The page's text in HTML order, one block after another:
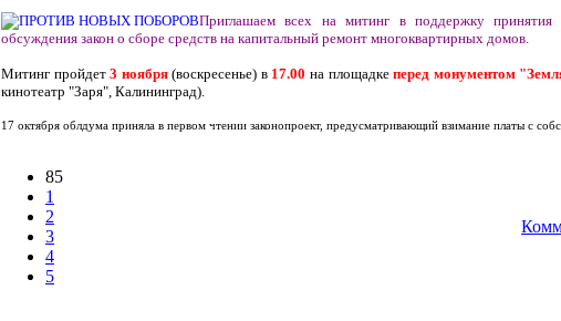
Приглашаем всех на митинг в поддержку принятия
обсуждения закон о сборе средств на капитальный ремонт многоквартирных домов.
Митинг пройдет 3 ноября (воскресенье) в17.00 на площадке перед монументом
кинотеатр "Заря", Калининград).
17 октября облдума приняла в первом чтении законопроект, предусматривающий взимание платы с
85
1
2
3
4
5